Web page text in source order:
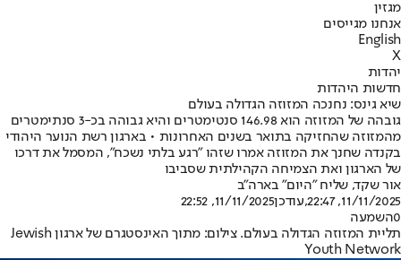
מגזין
אנחנו מגייסים
English
X
יהדות
חדשות היהדות
שיא גינס: נחנכה המזוזה הגדולה בעולם
גובהה של המזוזה הוא 146.98 סנטימטרים והיא גבוהה בכ-3 סנתימטרים
מהמזוזה שהחזיקה בתואר בשנים האחרונות • בארגון רשת הנוער היהודי
בקנדה שחנך את המזוזה אמרו שזהו "רגע בלתי נשכח", המסמל את דרכו
של הארגון ואת הצמיחה הקהילתית שסביבו
אור שקד, שליח "היום" בארה"ב
11/11/2025, 22:47
,עודכן11/11/2025, 22:52
0השמעה
תליית המזוזה הגדולה בעולם. צילום: מתוך האינסטגרם של ארגון Jewish
Youth Network